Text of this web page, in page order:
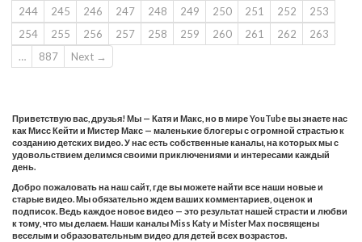
244
245 246 247 248 249 250 251 252
253
254
255 256 257 258 259 260 261 262
263
…
887 Next →
Приветствую вас, друзья! Мы — Катя и Макс, но в мире YouTube вы знаете нас
как Мисс Кейти и Мистер Макс — маленькие блогеры с огромной страстью к
созданию детских видео. У нас есть собственные каналы, на которых мы с
удовольствием делимся своими приключениями и интересами каждый
день.
Добро пожаловать на наш сайт, где вы можете найти все наши новые и
старые видео. Мы обязательно ждем ваших комментариев, оценок и
подписок. Ведь каждое новое видео — это результат нашей страсти и любви
к тому, что мы делаем. Наши каналы Miss Katy и Mister Max посвящены
веселым и образовательным видео для детей всех возрастов.